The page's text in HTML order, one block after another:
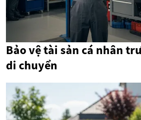
Bảo vệ tài sản cá nhân
di chuyển